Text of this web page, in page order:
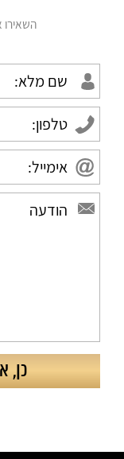
השאירו